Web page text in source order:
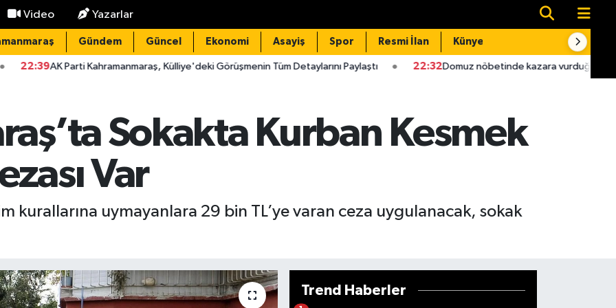
Video Yazarlar
Gündem Güncel Ekonomi Asayiş Spor Resmi İlan Künye
Kahramanmaraş, Külliye'deki Görüşmenin Tüm Detaylarını Paylaştı 22:32Domuz nöbetinde kazara vurduğu babası hastanede
Sokakta Kurban Kesmek
Var
kurallarına uymayanlara 29 bin TL’ye varan ceza uygulanacak, sokak
Trend Haberler